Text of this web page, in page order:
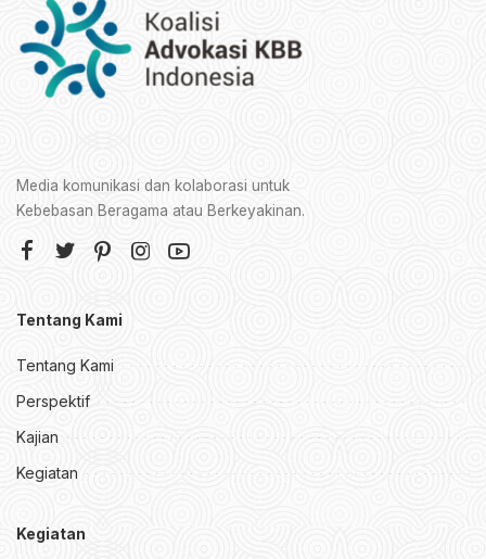
Media komunikasi dan kolaborasi untuk
Kebebasan Beragama atau Berkeyakinan.
Tentang Kami
Tentang Kami
Perspektif
Kajian
Kegiatan
Kegiatan